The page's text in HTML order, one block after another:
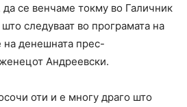
да се венчаме токму во Галичник
следуваат во програмата на
на денешната прес-
Андреевски.
оти и е многу драго што